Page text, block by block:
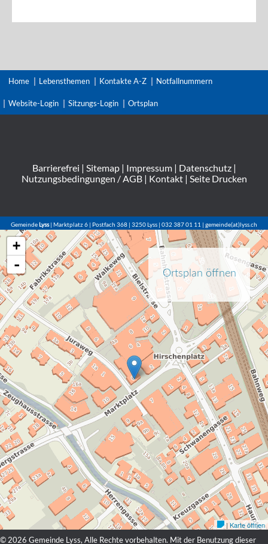
Home Lebensthemen Kontakte A-Z Notfallnummern
Website-Login Sitzungs-Login Ortsplan
Barrierefrei | Sitemap| Impressum| Datenschutz|
Nutzungsbedingungen / AGB| Kontakt| Seite Drucken
GemeindeLyss| Marktplatz 6 | Postfach 368 | 3250 Lyss | 032 387 01 11 | gemeinde(at)lyss.ch
© 2026 Gemeinde Lyss, Alle Rechte vorbehalten. Mit der Benutzung dieser